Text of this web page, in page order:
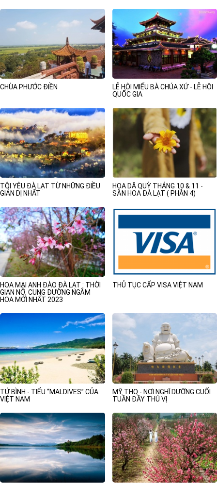
CHÙA PHƯỚC ĐIỀN
LỄ HỘI MIẾU BÀ CHÚA XỨ - LỄ HỘI
QUỐC GIA
TÔI YÊU ĐÀ LẠT TỪ NHỮNG ĐIỀU
GIẢN DỊ NHẤT
HOA DÃ QUỲ THÁNG 10 & 11 -
SĂN HOA ĐÀ LẠT ( PHẦN 4)
HOA MAI ANH ĐÀO ĐÀ LẠT : THỜI
GIAN NỞ, CUNG ĐƯỜNG NGẮM
HOA MỚI NHẤT 2023
THỦ TỤC CẤP VISA VIỆT NAM
TỨ BÌNH - TIỂU “MALDIVES” CỦA
VIỆT NAM
MỸ THO - NƠI NGHĨ DƯỠNG CUỐI
TUẦN ĐẦY THÚ VỊ